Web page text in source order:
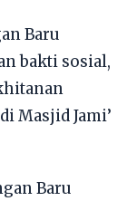
Baru
bakti sosial,
Masjid Jami’
Baru